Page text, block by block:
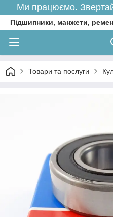
Ми працюємо.
Підшипники, манжети,
Товари та послуги